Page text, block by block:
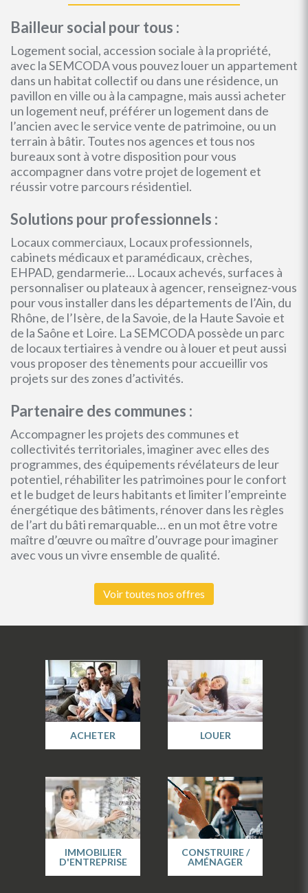
Bailleur social pour tous :
Logement social, accession sociale à la propriété,
avec la SEMCODA vous pouvez louer un appartement
dans un habitat collectif ou dans une résidence, un
pavillon en ville ou à la campagne, mais aussi acheter
un logement neuf, préférer un logement dans de
l’ancien avec le service vente de patrimoine, ou un
terrain à bâtir. Toutes nos agences et tous nos
bureaux sont à votre disposition pour vous
accompagner dans votre projet de logement et
réussir votre parcours résidentiel.
Solutions pour professionnels :
Locaux commerciaux, Locaux professionnels,
cabinets médicaux et paramédicaux, crèches,
EHPAD, gendarmerie… Locaux achevés, surfaces à
personnaliser ou plateaux à agencer, renseignez-vous
pour vous installer dans les départements de l’Ain, du
Rhône, de l’Isère, de la Savoie, de la Haute Savoie et
de la Saône et Loire. La SEMCODA possède un parc
de locaux tertiaires à vendre ou à louer et peut aussi
vous proposer des tènements pour accueillir vos
projets sur des zones d’activités.
Partenaire des communes :
Accompagner les projets des communes et
collectivités territoriales, imaginer avec elles des
programmes, des équipements révélateurs de leur
potentiel, réhabiliter les patrimoines pour le confort
et le budget de leurs habitants et limiter l’empreinte
énergétique des bâtiments, rénover dans les règles
de l’art du bâti remarquable… en un mot être votre
maître d’œuvre ou maître d’ouvrage pour imaginer
avec vous un vivre ensemble de qualité.
Voir toutes nos offres
ACHETER LOUER
IMMOBILIER
D'ENTREPRISE
CONSTRUIRE /
AMÉNAGER